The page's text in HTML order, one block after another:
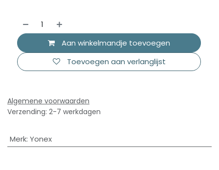
Aan winkelmandje toevoegen
Toevoegen aan verlanglijst
Algemene voorwaarden
Verzending: 2-7 werkdagen
Merk: Yonex